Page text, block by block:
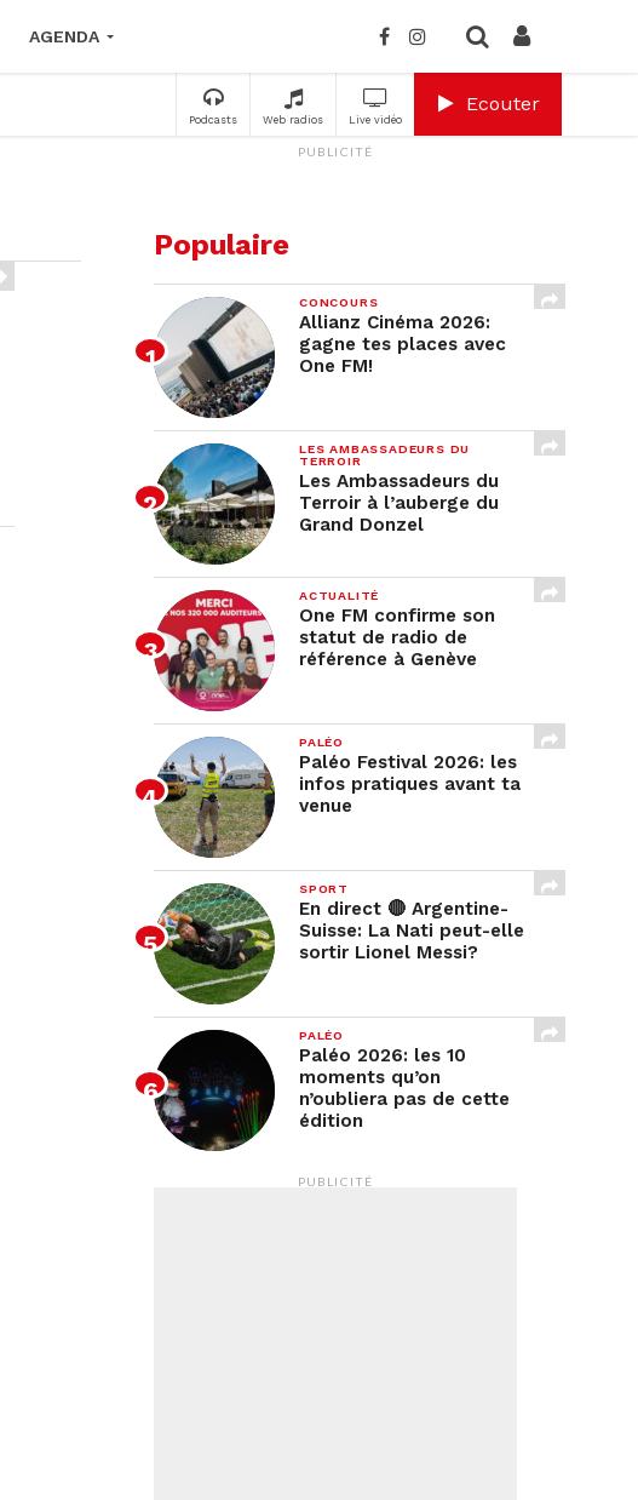
AGENDA
Podcasts Web radios Live vidéo
Ecouter
PUBLICITÉ
Populaire
CONCOURS
Allianz Cinéma 2026:
gagne tes places avec
One FM!
LES AMBASSADEURS DU
TERROIR
Les Ambassadeurs du
Terroir à l’auberge du
Grand Donzel
ACTUALITÉ
One FM confirme son
statut de radio de
référence à Genève
PALÉO
Paléo Festival 2026: les
infos pratiques avant ta
venue
SPORT
En direct 🔴 Argentine-
Suisse: La Nati peut-elle
sortir Lionel Messi?
PALÉO
Paléo 2026: les 10
moments qu’on
n’oubliera pas de cette
édition
PUBLICITÉ